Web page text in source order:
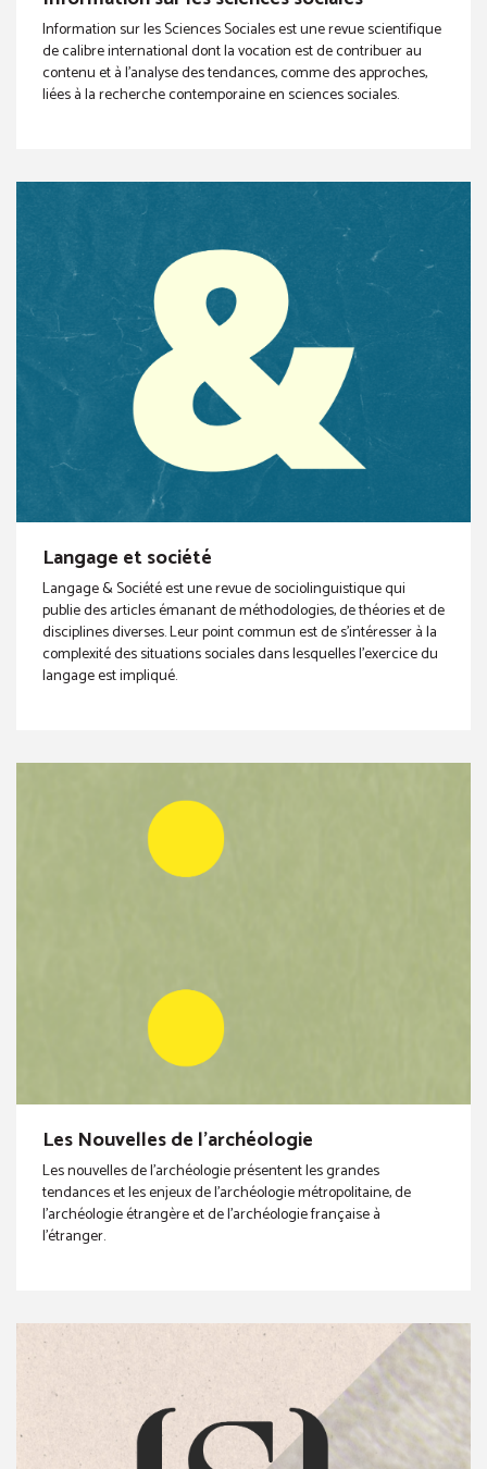
Information sur les Sciences Sociales est une revue scientifique
de calibre international dont la vocation est de contribuer au
contenu et à l'analyse des tendances, comme des approches,
liées à la recherche contemporaine en sciences sociales.
Langage et société
Langage & Société est une revue de sociolinguistique qui
publie des articles émanant de méthodologies, de théories et de
disciplines diverses. Leur point commun est de s’intéresser à la
complexité des situations sociales dans lesquelles l’exercice du
langage est impliqué.
Les Nouvelles de l'archéologie
Les nouvelles de l'archéologie présentent les grandes
tendances et les enjeux de l'archéologie métropolitaine, de
l'archéologie étrangère et de l'archéologie française à
l'étranger.